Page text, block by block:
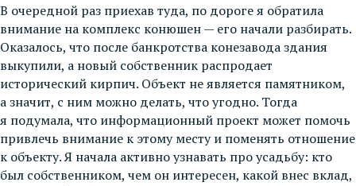
В очередной раз приехав туда, по дороге я обратила
внимание на комплекс конюшен — его начали разбирать.
Оказалось, что после банкротства конезавода здания
выкупили, а новый собственник распродает
исторический кирпич. Объект не является памятником,
а значит, с ним можно делать, что угодно. Тогда
я подумала, что информационный проект может помочь
привлечь внимание к этому месту и поменять отношение
к объекту. Я начала активно узнавать про усадьбу: кто
был собственником, чем он интересен, какой внес вклад,